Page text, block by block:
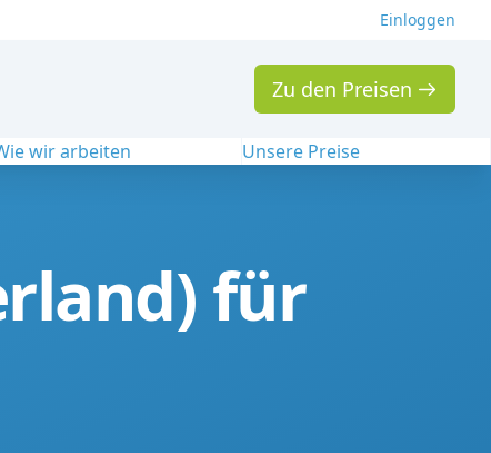
Einloggen
Zu den Preisen
wir arbeiten Unsere Preise
für